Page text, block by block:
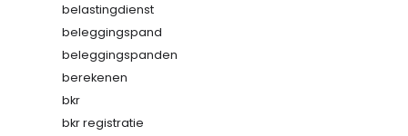
belastingdienst
beleggingspand
beleggingspanden
berekenen
bkr
bkr registratie